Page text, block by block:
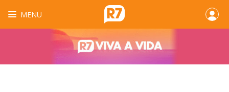
MENU